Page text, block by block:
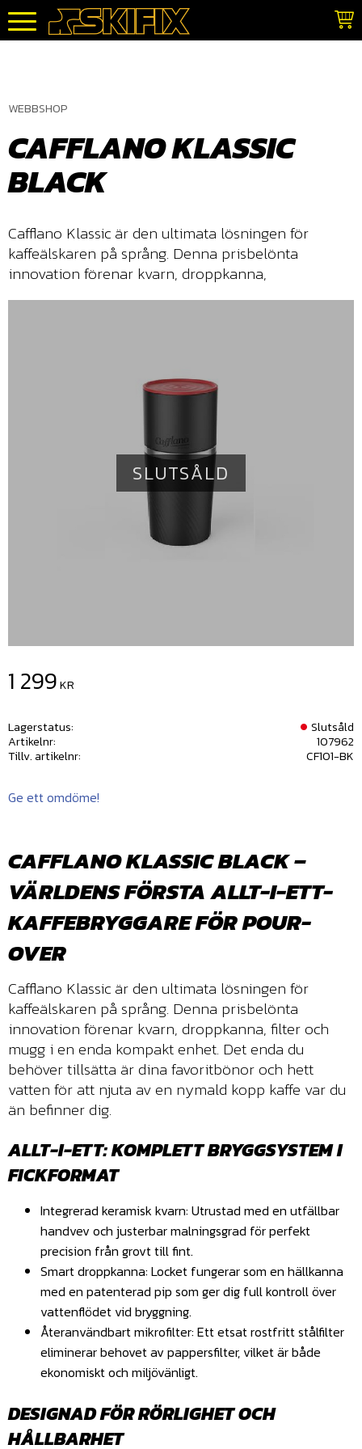
Meny
WEBBSHOP
CAFFLANO KLASSIC
BLACK
Cafflano Klassic är den ultimata lösningen för
kaffeälskaren på språng. Denna prisbelönta
innovation förenar kvarn, droppkanna,
SLUTSÅLD
1 299KR
Lagerstatus
Slutsåld
Artikelnr
107962
Tillv. artikelnr
CF101-BK
Ge ett omdöme!
CAFFLANO KLASSIC BLACK –
VÄRLDENS FÖRSTA ALLT-I-ETT-
KAFFEBRYGGARE FÖR POUR-
OVER
Cafflano Klassic är den ultimata lösningen för
kaffeälskaren på språng. Denna prisbelönta
innovation förenar kvarn, droppkanna, filter och
mugg i en enda kompakt enhet. Det enda du
behöver tillsätta är dina favoritbönor och hett
vatten för att njuta av en nymald kopp kaffe var du
än befinner dig.
ALLT-I-ETT: KOMPLETT BRYGGSYSTEM I
FICKFORMAT
Integrerad keramisk kvarn: Utrustad med en utfällbar
handvev och justerbar malningsgrad för perfekt
precision från grovt till fint.
Smart droppkanna: Locket fungerar som en hällkanna
med en patenterad pip som ger dig full kontroll över
vattenflödet vid bryggning.
Återanvändbart mikrofilter: Ett etsat rostfritt stålfilter
eliminerar behovet av pappersfilter, vilket är både
ekonomiskt och miljövänligt.
DESIGNAD FÖR RÖRLIGHET OCH
HÅLLBARHET